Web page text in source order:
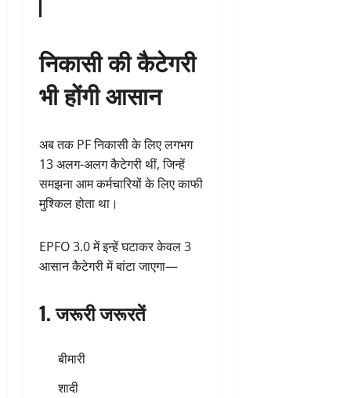
निकासी की कैटेगरी
भी होंगी आसान
अब तक PF निकासी के लिए लगभग
13 अलग-अलग कैटेगरी थीं, जिन्हें
समझना आम कर्मचारियों के लिए काफी
मुश्किल होता था।
EPFO 3.0 में इन्हें घटाकर केवल 3
आसान कैटेगरी में बांटा जाएगा—
1. जरूरी जरूरतें
बीमारी
शादी